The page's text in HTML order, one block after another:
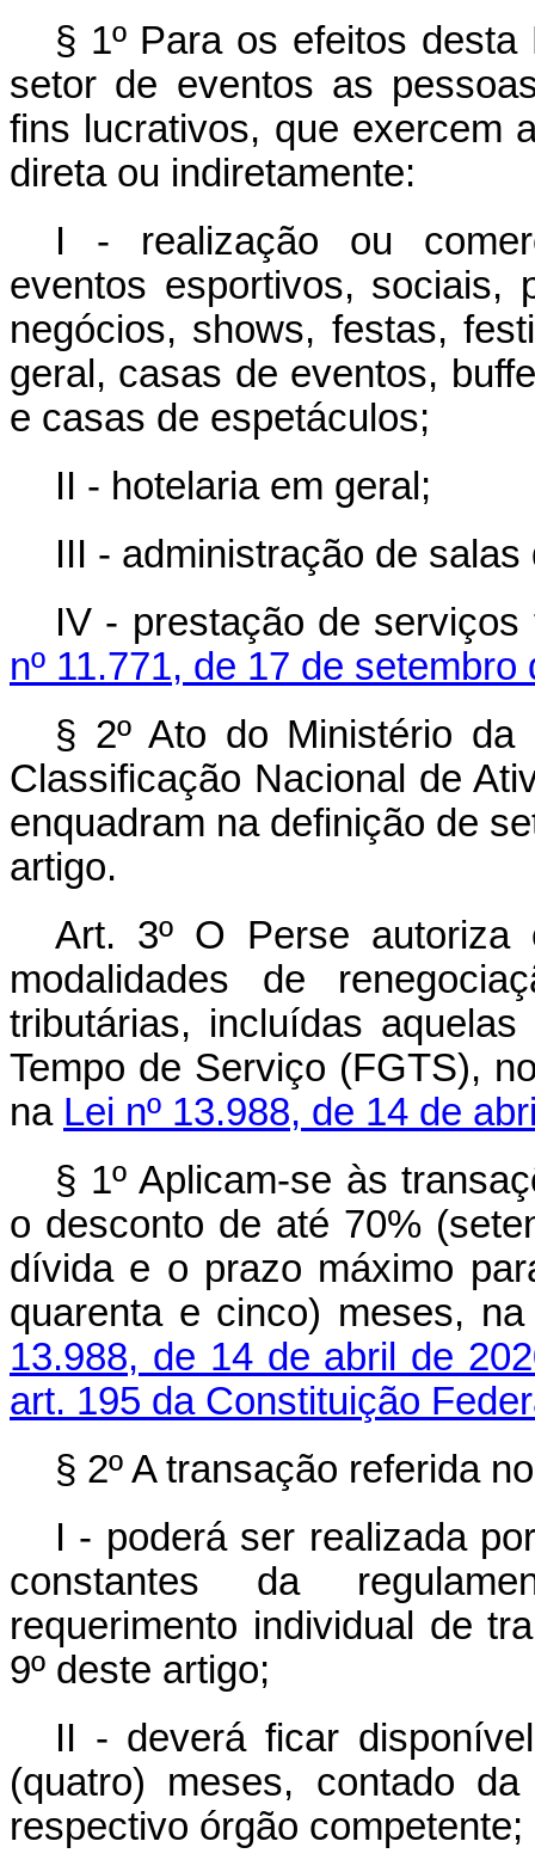
§ 1º Para os efeitos
setor de eventos as
fins lucrativos, que exercem
direta ou indiretamente:
I - realização ou
eventos esportivos, sociais,
negócios, shows, festas,
geral, casas de eventos,
e casas de espetáculos;
II - hotelaria em geral;
III - administração de
IV - prestação de
nº 11.771, de 17 de setembro
§ 2º Ato do Ministério
Classificação Nacional de
enquadram na definição de
artigo.
Art. 3º O Perse autoriza
modalidades de
tributárias, incluídas
Tempo de Serviço (FGTS),
na Lei nº 13.988, de 14 de
§ 1º Aplicam-se às
o desconto de até 70%
dívida e o prazo máximo
quarenta e cinco) meses,
13.988, de 14 de abril de
art. 195 da Constituição
§ 2º A transação referida
I - poderá ser realizada
constantes da
requerimento individual de
9º deste artigo;
II - deverá ficar
(quatro) meses, contado
respectivo órgão competente;